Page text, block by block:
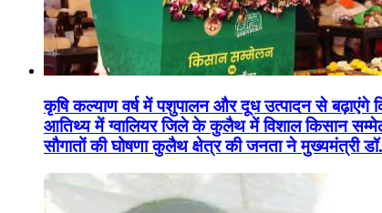
कृषि कल्याण वर्ष में पशुपालन और दूध उत्पादन से बढ़ाएंगे
आतिथ्य में ग्वालियर जिले के कुलैथ में विशाल किसान
सौगातों की घोषणा कुलैथ क्षेत्र की जनता ने मुख्यमंत्री